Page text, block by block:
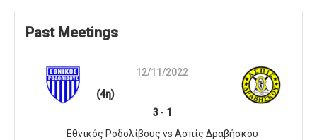
Past Meetings
12/11/2022
(4η)
3- 1
Εθνικός Ροδολίβους vs Ασπίς Δραβήσκου